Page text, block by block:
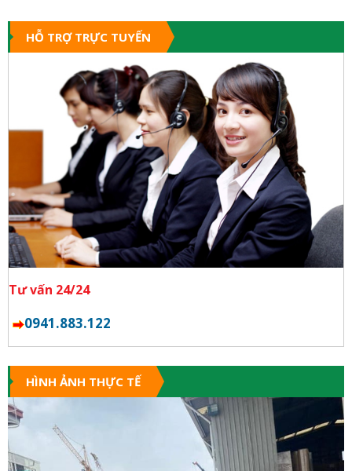
HỖ TRỢ TRỰC TUYẾN
Tư vấn 24/24
0941.883.122
HÌNH ẢNH THỰC TẾ